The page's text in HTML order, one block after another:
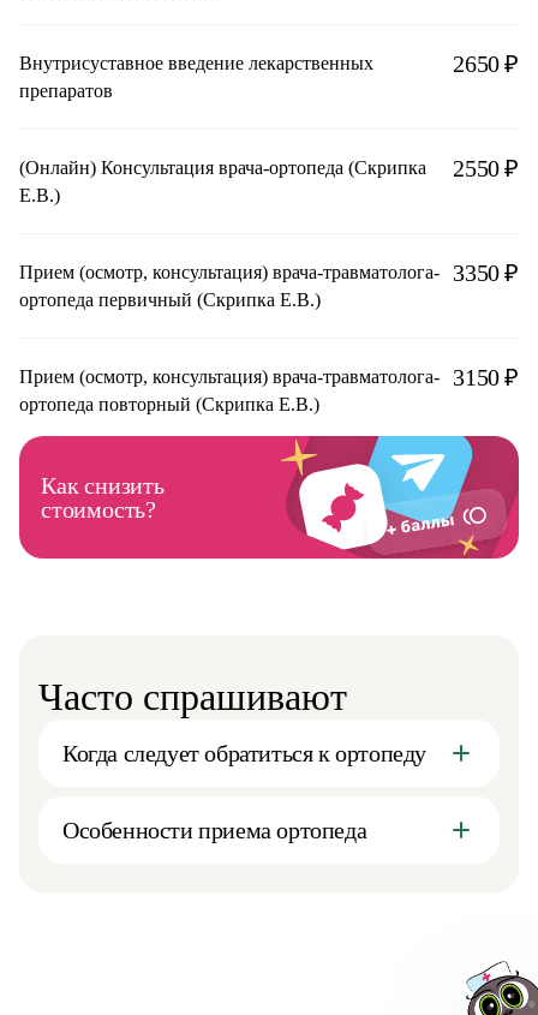
Внутрисуставное введение лекарственных
препаратов
2650 ₽
(Онлайн) Консультация врача-ортопеда (Скрипка
Е.В.)
2550 ₽
Прием (осмотр, консультация) врача-травматолога-
ортопеда первичный (Скрипка Е.В.)
3350 ₽
Прием (осмотр, консультация) врача-травматолога-
ортопеда повторный (Скрипка Е.В.)
3150 ₽
Как снизить
стоимость?
Часто спрашивают
Когда следует обратиться к ортопеду
Особенности приема ортопеда